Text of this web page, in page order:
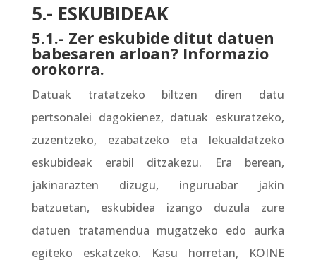
5.- ESKUBIDEAK
5.1.- Zer eskubide ditut datuen
babesaren arloan? Informazio
orokorra.
Datuak tratatzeko biltzen diren datu
pertsonalei dagokienez, datuak eskuratzeko,
zuzentzeko, ezabatzeko eta lekualdatzeko
eskubideak erabil ditzakezu. Era berean,
jakinarazten dizugu, inguruabar jakin
batzuetan, eskubidea izango duzula zure
datuen tratamendua mugatzeko edo aurka
egiteko eskatzeko. Kasu horretan, KOINE